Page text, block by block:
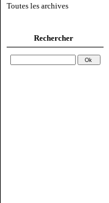
Toutes les archives
Rechercher